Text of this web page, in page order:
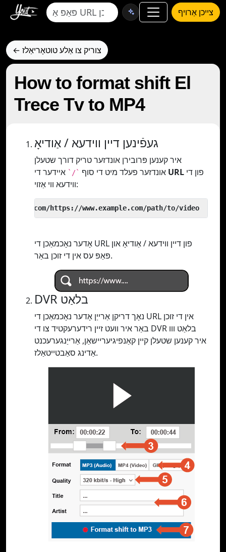
צייכן אַרויף
← צוריק צו אַלע טוטאָריאַלז
How to format shift El
Trece Tv to MP4
געפֿינען דיין ווידעא / אַודיאָ
איר קענען פּרובירן אונדזער טריק דורך שטעלן
אונדזער פעלד מיט די סוף `/` URL
ווידעא ווי אַזוי:
אָדער נאָכמאַכן די URL פון דיין ווידעא / אַודיאָ און
פּאַפּ עס אין די זוכן באַר.
DVR בלאַט
נאָך דריקן אַרייַן אָדער נאָכמאַכן די URL אין די זוכן
באַר איר וועט זיין רידערעקטיד צו די DVR בלאַט ווו
איר קענען שטעלן קיין קאַנפיגיעריישאַן, אַרייַנגערעכנט
אַדינג סאַבטייטאַלז.